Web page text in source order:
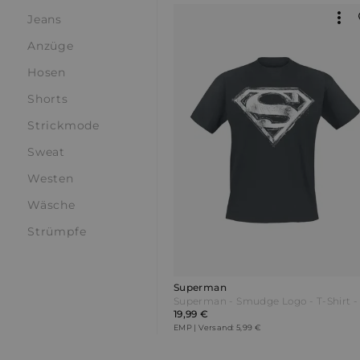
Jeans
Anzüge
Hosen
Shorts
Strickmode
Sweat
Westen
Wäsche
Strümpfe
Superman
19,99 €
EMP | Versand: 5,99 €